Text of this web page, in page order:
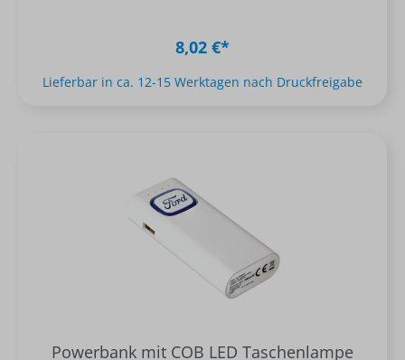
8,02 €*
Lieferbar in ca. 12-15 Werktagen nach Druckfreigabe
Powerbank mit COB LED Taschenlampe